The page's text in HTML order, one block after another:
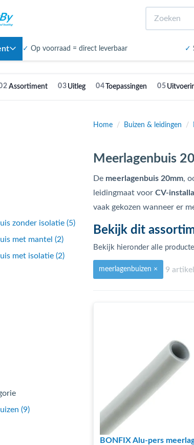
✓ Op voorraad = direct leverbaar ✓
Assortiment 03 Uitleg 04 Toepassingen 05
zonder isolatie (5)
met mantel (2)
met isolatie (2)
(9)
Home / Buizen & leidingen /
Meerlagenbuis
De meerlagenbuis 20mm,
leidingmaat voor CV-
vaak gekozen wanneer er
Bekijk dit
Bekijk hieronder alle
meerlagenbuizen × 9
BONFIX Alu-pers